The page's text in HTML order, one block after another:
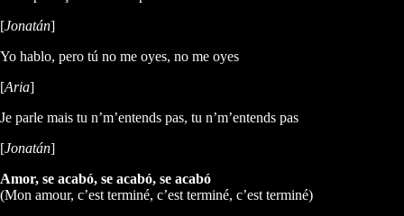
[Jonatán]
Yo hablo, pero tú no me oyes, no me oyes
[Aria]
Je parle mais tu n’m’entends pas, tu n’m’entends pas
[Jonatán]
Amor, se acabó, se acabó, se acabó
(Mon amour, c’est terminé, c’est terminé, c’est terminé)